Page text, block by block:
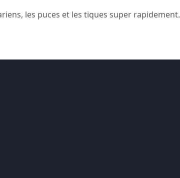
les puces et les tiques super rapidement.